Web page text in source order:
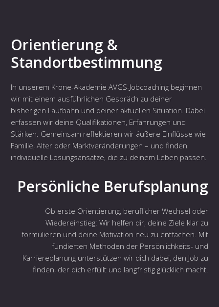
Orientierung &
Standortbestimmung
In unserem Krone-Akademie AVGS-Jobcoaching beginnen
wir mit einem ausführlichen Gespräch zu deiner
bisherigen Laufbahn und deiner aktuellen Situation. Dabei
erfassen wir deine Qualifikationen, Erfahrungen und
Stärken. Gemeinsam reflektieren wir äußere Einflüsse wie
Familie, Alter oder Marktveränderungen – und finden
individuelle Lösungsansätze, die zu deinem Leben passen.
Persönliche Berufsplanung
Ob erste Orientierung, beruflicher Wechsel oder
Wiedereinstieg: Wir helfen dir, deine Ziele klar zu
formulieren und deine Motivation neu zu entfachen. Mit
fundierten Methoden der Persönlichkeits- und
Karriereplanung unterstützen wir dich dabei, den Job zu
finden, der dich erfüllt und langfristig glücklich macht.